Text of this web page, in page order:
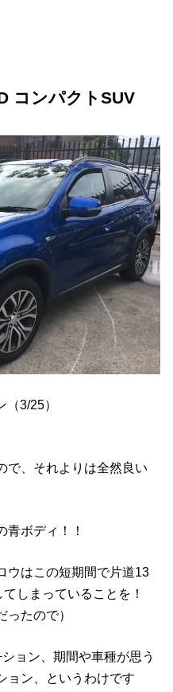
コンパクトSUV
3/25）
で、それよりは全然良い
青ボディ！！
ウはこの短期間で片道13
しまっていることを！
たので）
ョン、期間や車種が思う
ョン、というわけです